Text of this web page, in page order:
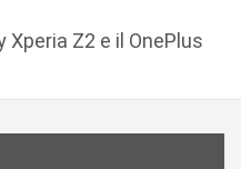
Xperia Z2 e il OnePlus